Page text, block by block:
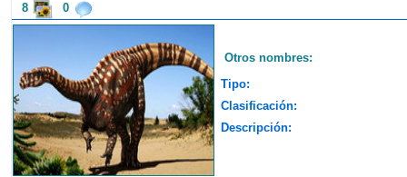
8 0
Otros nombres:
Tipo:
Clasificación:
Descripción: